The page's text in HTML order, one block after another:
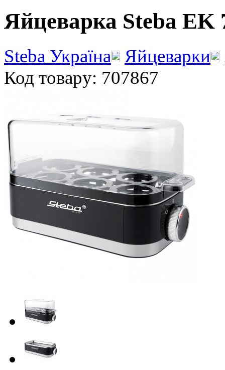
Яйцеварка Steba EK
Steba Україна Яйцеварки
Код товару: 707867